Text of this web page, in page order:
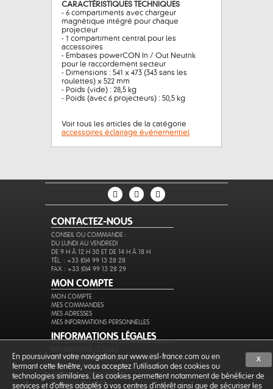
CARACTÉRISTIQUES TECHNIQUES
- 6 compartiments avec chargeur
magnétique intégré pour chaque
projecteur
- 1 compartiment central pour les
accessoires
- Embases powerCON In / Out Neutrik
pour le raccordement secteur
- Dimensions : 541 x 473 (343 sans les
roulettes) x 522 mm
- Poids (vide) : 28,5 kg
- Poids (avec 6 projecteurs) : 50,5 kg
Voir tous les articles de la catégorie
accessoires éclairage événementiel
CONTACTEZ-NOUS
CONSEIL OU COMMANDE :
DU LUNDI AU VENDREDI
DE 9 H À 12 H 30 ET DE 14 H À 18 H
TÉL. : +33 (0)4 99 13 28 28
FAX : +33 (0)4 99 13 28 29
MON COMPTE
MON COMPTE
MES COMMANDES
MES ADRESSES
MES INFORMATIONS PERSONNELLES
INFORMATIONS LÉGALES
CONDITIONS GÉNÉRALES DE VENTE
PROTECTION DES DONNÉES
EXPÉDITION ET RETOURS
PAIEMENT SÉCURISÉ
X
En poursuivant votre navigation sur www.esl-france.com ou en
fermant cette fenêtre, vous acceptez l’utilisation des cookies ou
technologies similaires. Les cookies permettent notamment de bénéficier de
services et d'offres adaptés à vos centres d'intérêt ainsi que de sécuriser les